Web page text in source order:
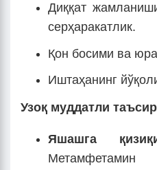
Диққат
серҳаракатлик.
Қон босими ва
Иштаҳанинг
Узоқ муддатли
Яшашга
Метамфетамин